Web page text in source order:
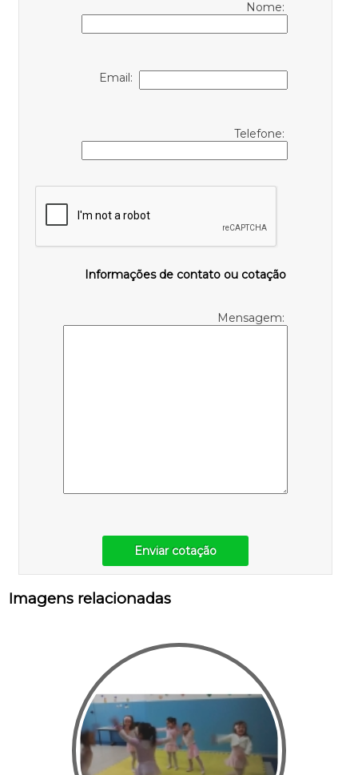
Nome:
Email:
Telefone:
Informações de contato ou cotação
Mensagem:
Enviar cotação
Imagens relacionadas